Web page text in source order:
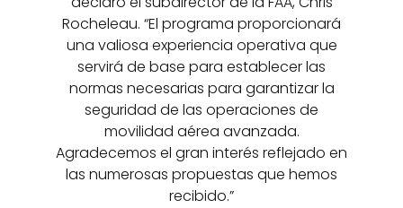
Rocheleau. “El programa proporcionará
una valiosa experiencia operativa que
servirá de base para establecer las
normas necesarias para garantizar la
seguridad de las operaciones de
movilidad aérea avanzada.
Agradecemos el gran interés reflejado en
las numerosas propuestas que hemos
recibido.”